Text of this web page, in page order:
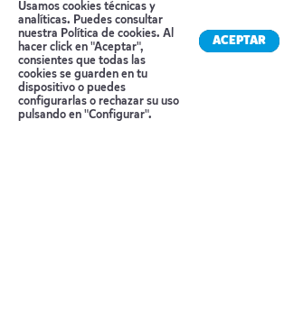
seminómada. Vía la calzada romana,
Djerba, la isla que encantó el
Ulises.Cena.
Alojamiento:HOTEL DJERBA
Día 5DJERBA– MARETH –
Reserva tu cita
Usamos cookies técnicas y
analíticas. Puedes consultar
nuestra Política de cookies. Al
hacer click en "Aceptar",
consientes que todas las
cookies se guarden en tu
dispositivo o puedes
configurarlas o rechazar su uso
pulsando en "Configurar".
ACEPTAR